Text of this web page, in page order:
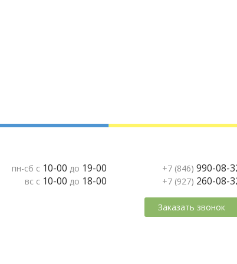
пн-сб с 10-00 до 19-00
вс с 10-00 до 18-00
+7 (846) 990-08-
+7 (927) 260-08-
Заказать звонок